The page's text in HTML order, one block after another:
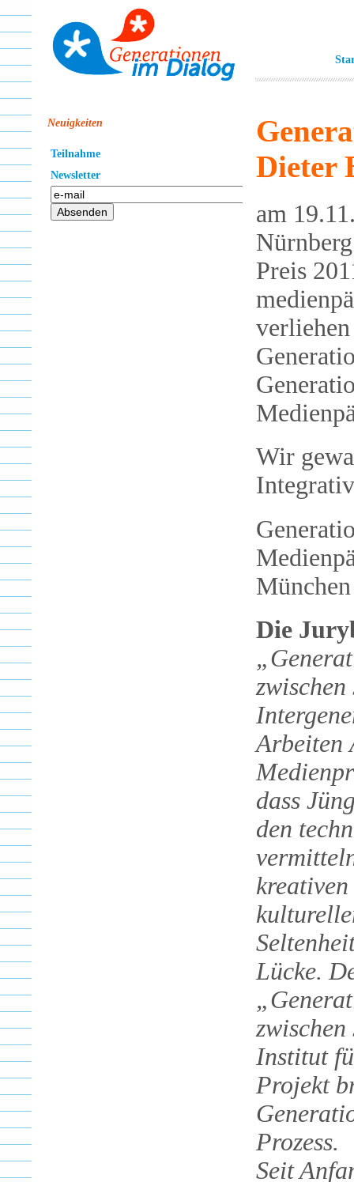
Neuigkeiten
Teilnahme
Newsletter
Dieter
am
Preis
Wir
Die
Arbeiten
dass
den
Lücke.
Institut
Projekt
Prozess.
Seit